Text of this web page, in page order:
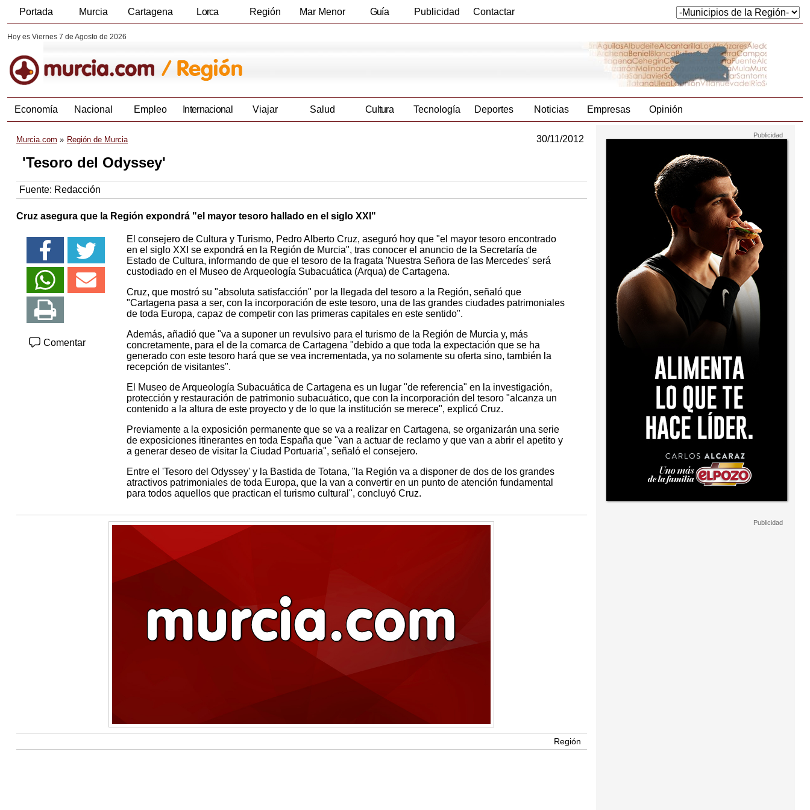
Portada Murcia Cartagena Lorca Región Mar Menor Guía Publicidad Contactar
Hoy es Viernes 7 de Agosto de 2026
Economía Nacional Empleo Internacional Viajar Salud Cultura Tecnología Deportes Noticias Empresas Opinión
Murcia.com Región de Murcia 30/11/2012
'Tesoro del Odyssey'
Fuente: Redacción
Cruz asegura que la Región expondrá "el mayor tesoro hallado en el siglo XXI"
Comentar
El consejero de Cultura y Turismo, Pedro Alberto Cruz, aseguró hoy que "el mayor tesoro encontrado
en el siglo XXI se expondrá en la Región de Murcia", tras conocer el anuncio de la Secretaría de
Estado de Cultura, informando de que el tesoro de la fragata 'Nuestra Señora de las Mercedes' será
custodiado en el Museo de Arqueología Subacuática (Arqua) de Cartagena.
Cruz, que mostró su "absoluta satisfacción" por la llegada del tesoro a la Región, señaló que
"Cartagena pasa a ser, con la incorporación de este tesoro, una de las grandes ciudades patrimoniales
de toda Europa, capaz de competir con las primeras capitales en este sentido".
Además, añadió que "va a suponer un revulsivo para el turismo de la Región de Murcia y, más
concretamente, para el de la comarca de Cartagena "debido a que toda la expectación que se ha
generado con este tesoro hará que se vea incrementada, ya no solamente su oferta sino, también la
recepción de visitantes".
El Museo de Arqueología Subacuática de Cartagena es un lugar "de referencia" en la investigación,
protección y restauración de patrimonio subacuático, que con la incorporación del tesoro "alcanza un
contenido a la altura de este proyecto y de lo que la institución se merece", explicó Cruz.
Previamente a la exposición permanente que se va a realizar en Cartagena, se organizarán una serie
de exposiciones itinerantes en toda España que "van a actuar de reclamo y que van a abrir el apetito y
a generar deseo de visitar la Ciudad Portuaria", señaló el consejero.
Entre el 'Tesoro del Odyssey' y la Bastida de Totana, "la Región va a disponer de dos de los grandes
atractivos patrimoniales de toda Europa, que la van a convertir en un punto de atención fundamental
para todos aquellos que practican el turismo cultural", concluyó Cruz.
Región